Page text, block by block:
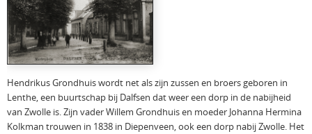
Hendrikus Grondhuis wordt net als zijn zussen en broers geboren in
Lenthe, een buurtschap bij Dalfsen dat weer een dorp in de nabijheid
van Zwolle is. Zijn vader Willem Grondhuis en moeder Johanna Hermina
Kolkman trouwen in 1838 in Diepenveen, ook een dorp nabij Zwolle. Het